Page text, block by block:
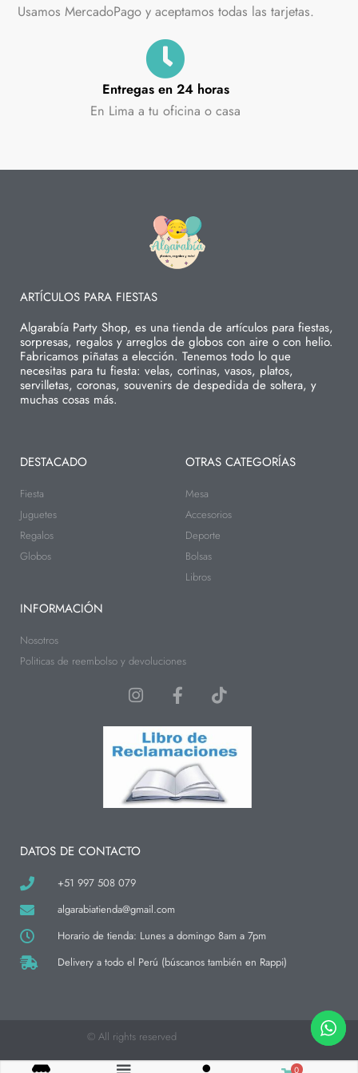
Usamos MercadoPago y aceptamos todas las tarjetas.
Entregas en 24 horas
En Lima a tu oficina o casa
ARTÍCULOS PARA FIESTAS
Algarabía Party Shop, es una tienda de artículos para fiestas,
sorpresas, regalos y arreglos de globos con aire o con helio.
Fabricamos piñatas a elección. Tenemos todo lo que
necesitas para tu fiesta: velas, cortinas, vasos, platos,
servilletas, coronas, souvenirs de despedida de soltera, y
muchas cosas más.
DESTACADO
Fiesta
Juguetes
Regalos
Globos
OTRAS CATEGORÍAS
Mesa
Accesorios
Deporte
Bolsas
Libros
INFORMACIÓN
Nosotros
Politicas de reembolso y devoluciones
I
s
t
a
g
r
a
F
a
c
e
b
o
o
k
T
i
k
t
o
DATOS DE CONTACTO
+51 997 508 079
algarabiatienda@gmail.com
Horario de tienda: Lunes a domingo 8am a 7pm
Delivery a todo el Perú (búscanos también en Rappi)
© All rights reserved
0